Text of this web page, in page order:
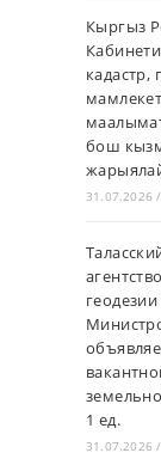
Кыргыз
кадастр,
бош
31.07.2026 /
1 ед.
31.07.2026 /